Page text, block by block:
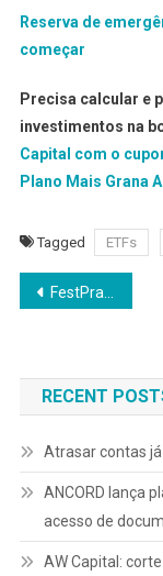
Reserva de
começar
Precisa calcular e
investimentos na
Capital com o
Plano Mais Grana
Tagged ETFs
Navegação
Post
FestPraRua acontece em 26 de outubro: veja a programação
RECENT
Atrasar contas
ANCORD lança
acesso de
AW Capital: